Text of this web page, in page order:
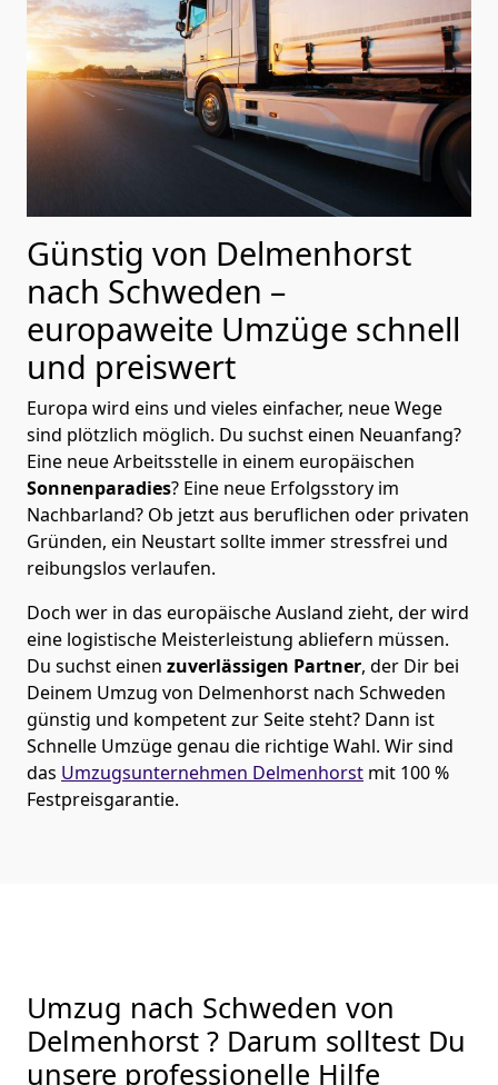
Günstig von Delmenhorst
nach Schweden –
europaweite Umzüge schnell
und preiswert
Europa wird eins und vieles einfacher, neue Wege
sind plötzlich möglich. Du suchst einen Neuanfang?
Eine neue Arbeitsstelle in einem europäischen
Sonnenparadies? Eine neue Erfolgsstory im
Nachbarland? Ob jetzt aus beruflichen oder privaten
Gründen, ein Neustart sollte immer stressfrei und
reibungslos verlaufen.
Doch wer in das europäische Ausland zieht, der wird
eine logistische Meisterleistung abliefern müssen.
Du suchst einen zuverlässigen Partner, der Dir bei
Deinem Umzug von Delmenhorst nach Schweden
günstig und kompetent zur Seite steht? Dann ist
Schnelle Umzügegenau die richtige Wahl. Wir sind
das Umzugsunternehmen Delmenhorst mit 100 %
Festpreisgarantie.
Umzug nach Schweden von
Delmenhorst ? Darum solltest Du
unsere professionelle Hilfe